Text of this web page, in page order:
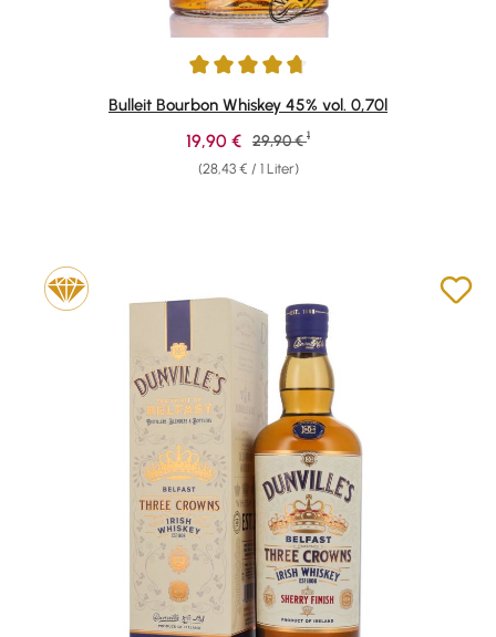
Durchschnittliche Bewertung von 4.69 von 5 Sternen
Bulleit Bourbon Whiskey 45% vol. 0,70l
(28,43 € / 1 Liter)
Verkaufspreis:
19,90 € Regulärer Preis:
29,90 € 1